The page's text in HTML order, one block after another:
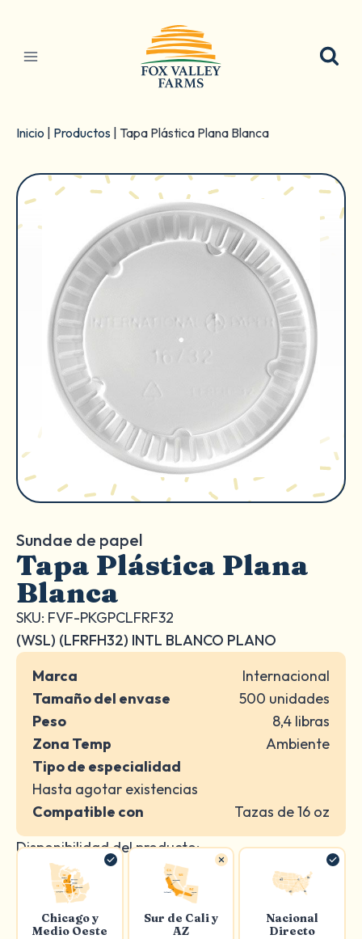
contenido
Inicio Productos Tapa Plástica Plana Blanca
Sundae de papel
Tapa Plástica Plana
Blanca
SKU: FVF-PKGPCLFRF32
(WSL) (LFRFH32) INTL BLANCO PLANO
Marca
Internacional
Tamaño del envase
500 unidades
Peso
8,4 libras
Zona Temp
Ambiente
Tipo de especialidad
Hasta agotar existencias
Compatible con
Tazas de 16 oz
Disponibilidad del producto:
Chicago y
Medio Oeste
Sur de Cali y
AZ
Nacional
Directo